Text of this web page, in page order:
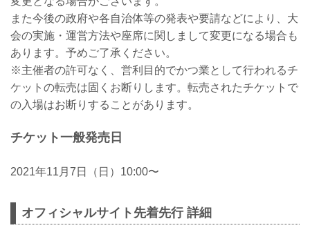
また今後の政府や各自治体等の発表や要請などにより、大
会の実施・運営方法や座席に関しまして変更になる場合も
あります。予めご了承ください。
※主催者の許可なく、営利目的でかつ業として行われるチ
ケットの転売は固くお断りします。転売されたチケットで
の入場はお断りすることがあります。
チケット一般発売日
2021年11月7日（日）10:00〜
オフィシャルサイト先着先行 詳細